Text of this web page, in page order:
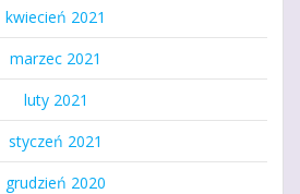
kwiecień 2021
marzec 2021
luty 2021
styczeń 2021
grudzień 2020